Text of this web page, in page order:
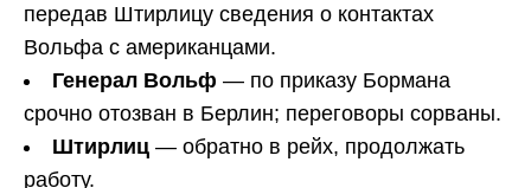
передав Штирлицу сведения о контактах
Вольфа с американцами.
Генерал Вольф — по приказу Бормана
срочно отозван в Берлин; переговоры сорваны.
Штирлиц — обратно в рейх, продолжать
работу.